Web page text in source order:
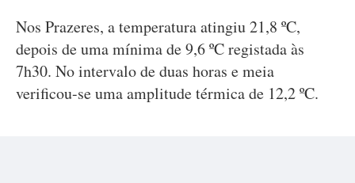
Nos Prazeres, a temperatura atingiu 21,8 ºC,
depois de uma mínima de 9,6 ºC registada às
7h30. No intervalo de duas horas e meia
verificou-se uma amplitude térmica de 12,2 ºC.